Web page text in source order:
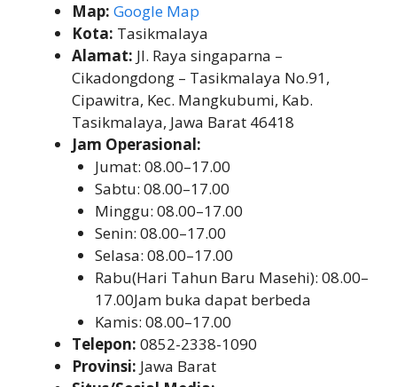
Map: Google Map
Kota: Tasikmalaya
Alamat: Jl. Raya singaparna –
Cikadongdong – Tasikmalaya No.91,
Cipawitra, Kec. Mangkubumi, Kab.
Tasikmalaya, Jawa Barat 46418
Jam Operasional:
Jumat: 08.00–17.00
Sabtu: 08.00–17.00
Minggu: 08.00–17.00
Senin: 08.00–17.00
Selasa: 08.00–17.00
Rabu(Hari Tahun Baru Masehi): 08.00–
17.00Jam buka dapat berbeda
Kamis: 08.00–17.00
Telepon: 0852-2338-1090
Provinsi: Jawa Barat